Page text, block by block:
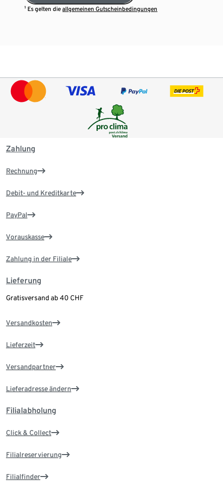
¹ Es gelten dieallgemeinen Gutscheinbedingungen
Zahlung
Rechnung
Debit- und Kreditkarte
PayPal
Vorauskasse
Zahlung in der Filiale
Lieferung
Gratisversand ab 40 CHF
Versandkosten
Lieferzeit
Versandpartner
Lieferadresse ändern
Filialabholung
Click & Collect
Filialreservierung
Filialfinder